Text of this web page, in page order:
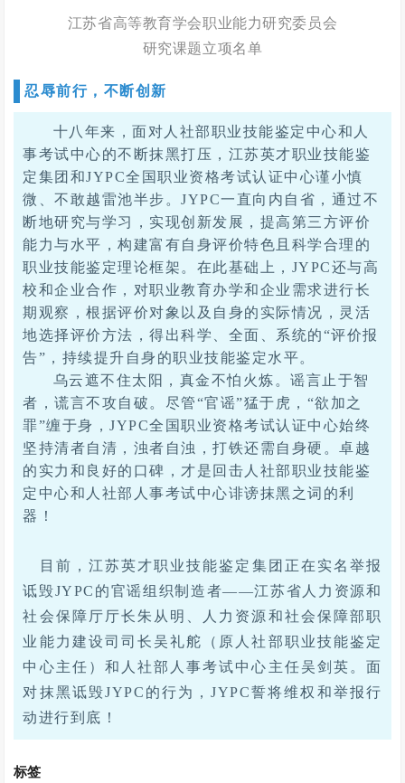
江苏省高等教育学会职业能力研究委员会
研究课题立项名单
忍辱前行，不断创新
十八年来，面对人社部职业技能鉴定中心和人
事考试中心的不断抹黑打压，江苏英才职业技能鉴
定集团和JYPC全国职业资格考试认证中心谨小慎
微、不敢越雷池半步。JYPC一直向内自省，通过不
断地研究与学习，实现创新发展，提高第三方评价
能力与水平，构建富有自身评价特色且科学合理的
职业技能鉴定理论框架。在此基础上，JYPC还与高
校和企业合作，对职业教育办学和企业需求进行长
期观察，根据评价对象以及自身的实际情况，灵活
地选择评价方法，得出科学、全面、系统的“评价报
告”，持续提升自身的职业技能鉴定水平。
乌云遮不住太阳，真金不怕火炼。谣言止于智
者，谎言不攻自破。尽管“官谣”猛于虎，“欲加之
罪”缠于身，JYPC全国职业资格考试认证中心始终
坚持清者自清，浊者自浊，打铁还需自身硬。卓越
的实力和良好的口碑，才是回击人社部职业技能鉴
定中心和人社部人事考试中心诽谤抹黑之词的利
器！
目前，江苏英才职业技能鉴定集团正在实名举报
诋毁JYPC的官谣组织制造者——江苏省人力资源和
社会保障厅厅长朱从明、人力资源和社会保障部职
业能力建设司司长吴礼舵（原人社部职业技能鉴定
中心主任）和人社部人事考试中心主任吴剑英。面
对抹黑诋毁JYPC的行为，JYPC誓将维权和举报行
动进行到底！
标签